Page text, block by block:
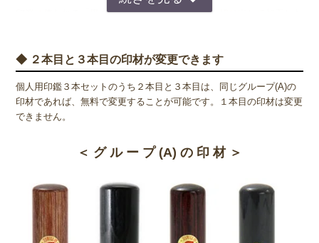
印鑑に使われる「黒水牛」は、水牛の角の部分を切り出して加工した
違い粘り気があります。この粘り気が朱肉や紙へのなじみをよくし、
黒水牛は印鑑に適した素材として古くから人々に親しまれています。
また、黒水牛の印鑑は本体の黒と朱肉の赤色が美しいコントラストを
構成するため、デザイン面からも非常に人気があります。実印として
選ばれやすいのも、このデザイン性の高さがひと役買っているようで
黒水牛は自然からとれる印材のため、どうしても品質にばらつきが出
てしまいます。 黒水牛は角という素材の性質上、その中心には芯が
通っています。そうなると１本の角からいくつもの印材を切り出す
◆ ２本目と３本目の印材が変更できます
個人用印鑑３本セットのうち２本目と３本目は、同じグループ(A)の
印材であれば、無料で変更することが可能です。１本目の印材は変更
できません。
＜ グ ル ー プ (A) の 印 材 ＞